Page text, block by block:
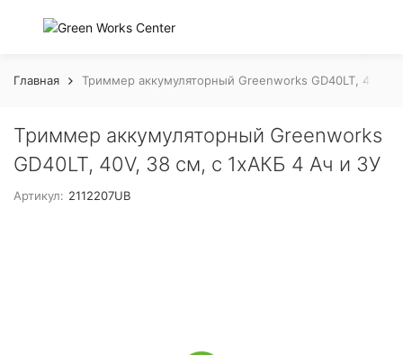
Главная Триммер аккумуляторный Greenworks GD40LT, 40V,
Триммер аккумуляторный Greenworks
GD40LT, 40V, 38 см, с 1хАКБ 4 Ач и ЗУ
Артикул: 2112207UB